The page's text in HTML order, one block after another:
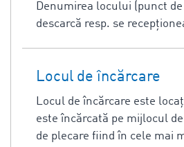
Denumirea locului (punct
descarcă resp. se
Locul de încărcare
Locul de încărcare este
este încărcată pe mijlocul
de plecare fiind în cele mai